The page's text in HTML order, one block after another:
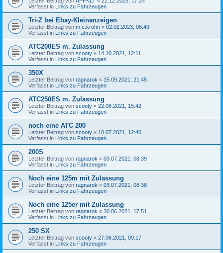
Verfasst in Links zu Fahrzeugen
Tri-Z bei Ebay-Kleinanzeigen
Letzter Beitrag von m.c.krohn « 02.02.2023, 06:49
Verfasst in Links zu Fahrzeugen
ATC200ES m. Zulassung
Letzter Beitrag von scooty « 14.10.2021, 12:11
Verfasst in Links zu Fahrzeugen
350X
Letzter Beitrag von ragnarok « 15.09.2021, 21:45
Verfasst in Links zu Fahrzeugen
ATC250ES m. Zulassung
Letzter Beitrag von scooty « 22.08.2021, 15:42
Verfasst in Links zu Fahrzeugen
noch eine ATC 200
Letzter Beitrag von scooty « 10.07.2021, 12:46
Verfasst in Links zu Fahrzeugen
200S
Letzter Beitrag von ragnarok « 03.07.2021, 08:39
Verfasst in Links zu Fahrzeugen
Noch eine 125m mit Zulassung
Letzter Beitrag von ragnarok « 03.07.2021, 08:38
Verfasst in Links zu Fahrzeugen
Noch eine 125er mit Zulassung
Letzter Beitrag von ragnarok « 30.06.2021, 17:51
Verfasst in Links zu Fahrzeugen
250 SX
Letzter Beitrag von scooty « 27.06.2021, 09:17
Verfasst in Links zu Fahrzeugen